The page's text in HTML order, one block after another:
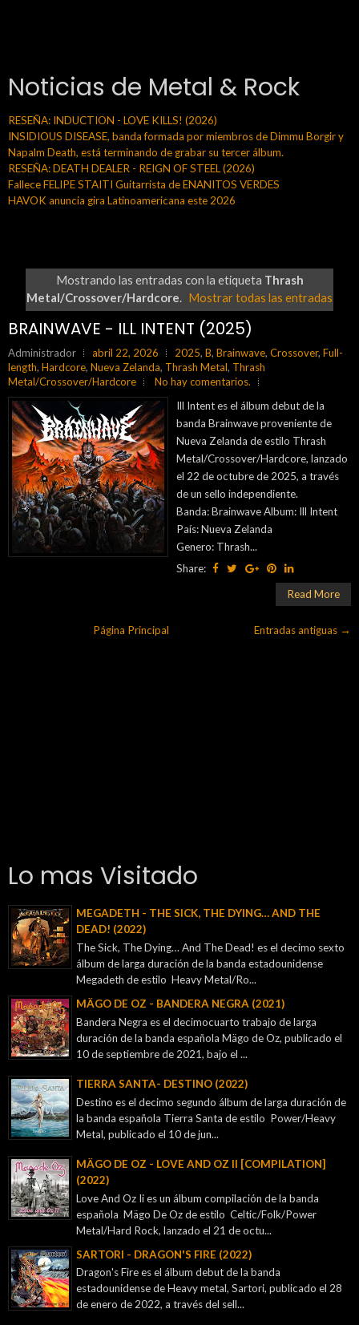
Noticias de Metal & Rock
RESEÑA: INDUCTION - LOVE KILLS! (2026)
INSIDIOUS DISEASE, banda formada por miembros de Dimmu Borgir y
Napalm Death, está terminando de grabar su tercer álbum.
RESEÑA: DEATH DEALER - REIGN OF STEEL (2026)
Fallece FELIPE STAITI Guitarrista de ENANITOS VERDES
HAVOK anuncia gira Latinoamericana este 2026
Mostrando las entradas con la etiqueta Thrash
Metal/Crossover/Hardcore. Mostrar todas las entradas
BRAINWAVE - ILL INTENT (2025)
Administrador abril 22, 2026 2025, B, Brainwave, Crossover, Full-
length, Hardcore, Nueva Zelanda, Thrash Metal, Thrash
Metal/Crossover/Hardcore
No hay comentarios.
Ill Intent es el álbum debut de la
banda Brainwave proveniente de
Nueva Zelanda de estilo Thrash
Metal/Crossover/Hardcore, lanzado
el 22 de octubre de 2025, a través
de un sello independiente.
Banda: Brainwave Album: Ill Intent
País: Nueva Zelanda
Genero: Thrash...
Share:
Read More
Entradas antiguas →
Página Principal
Lo mas Visitado
MEGADETH - THE SICK, THE DYING… AND THE
DEAD! (2022)
The Sick, The Dying… And The Dead! es el decimo sexto
álbum de larga duración de la banda estadounidense
Megadeth de estilo Heavy Metal/Ro...
MÄGO DE OZ - BANDERA NEGRA (2021)
Bandera Negra es el decimocuarto trabajo de larga
duración de la banda española Mägo de Oz, publicado el
10 de septiembre de 2021, bajo el ...
TIERRA SANTA- DESTINO (2022)
Destino es el decimo segundo álbum de larga duración de
la banda española Tierra Santa de estilo Power/Heavy
Metal, publicado el 10 de jun...
MÄGO DE OZ - LOVE AND OZ II [COMPILATION]
(2022)
Love And Oz Ii es un álbum compilación de la banda
española Mägo De Oz de estilo Celtic/Folk/Power
Metal/Hard Rock, lanzado el 21 de octu...
SARTORI - DRAGON'S FIRE (2022)
Dragon's Fire es el álbum debut de la banda
estadounidense de Heavy metal, Sartori, publicado el 28
de enero de 2022, a través del sell...